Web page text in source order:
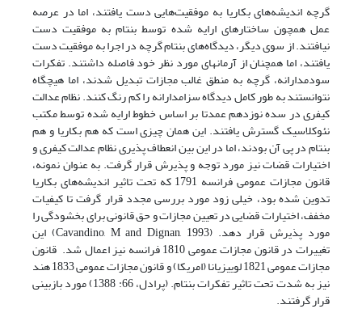
گرچه اندیشه‌های بکاریا به موفقیت‌هایی دست یافتند، اما در عرصه
عمل همچون ساختارهای ارایه شده توسط بنتام به موفقیت دست
نیافتند. از سوی دیگر، دیدگاه‌های بنتام گرچه در اجرا به موفقیت دست
یافتند، اما همچنان از آرمانهای مورد نظر خود فاصله داشتند. تفکرات
سودمدارانه، گرچه به منطق غالب مجازات تبدیل شدند، اما هیچگاه
نتوانستند به طور کامل دیدگاه سزامدارانه را کم رنگ کنند. نظام عدالت
کیفری در سده نوزدهم عمدتا بر اساس خطوط ارایه شده توسط مکتب
نئوکلاسیک گسترش یافتند. این همان چیزی است که هم بکاریا و هم
بنتام در پی آن بودند، اما در این بین انعطاف پذیری نظام عدالت کیفری و
اختیارات قضات نیز مورد توجه و پذیرش قرار گرفت. به عنوان نمونه،
قانون مجازات عمومی فرانسه 1791 که تحت تاثیر اندیشه‌های بکاریا
تدوین شده بود، خیلی زود مورد بررسی مجدد قرار گرفت تا کیفیات
مخفف، اختیارات قضایی در تعیین مجازات و حق قانونی برای بخشودگی را
مورد پذیرش قرار دهد. (Cavandino, M and Dignan, 1993) این
تغییرات در قانون مجازات عمومی 1810 فرانسه نیز اعمال شد. قانون
مجازات عمومی 1821 لوییزیانا (امریکا) و قانون مجازات عمومی 1833 هند
نیز به شدت تحت تاثیر تفکرات بنتام. (پرادل، 66: 1388) مورد بازبینی
قرار گرفتند.